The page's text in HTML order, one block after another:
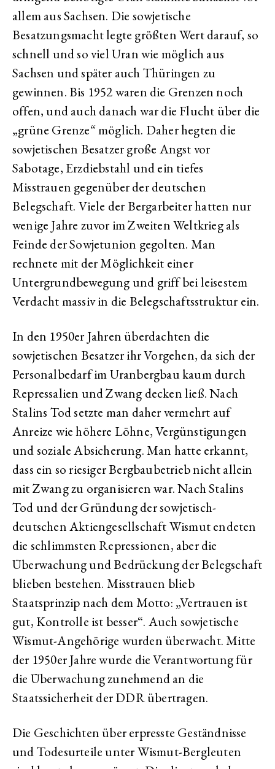
allem aus Sachsen. Die sowjetische
Besatzungsmacht legte größten Wert darauf, so
schnell und so viel Uran wie möglich aus
Sachsen und später auch Thüringen zu
gewinnen. Bis 1952 waren die Grenzen noch
offen, und auch danach war die Flucht über die
„grüne Grenze“ möglich. Daher hegten die
sowjetischen Besatzer große Angst vor
Sabotage, Erzdiebstahl und ein tiefes
Misstrauen gegenüber der deutschen
Belegschaft. Viele der Bergarbeiter hatten nur
wenige Jahre zuvor im Zweiten Weltkrieg als
Feinde der Sowjetunion gegolten. Man
rechnete mit der Möglichkeit einer
Untergrundbewegung und griff bei leisestem
Verdacht massiv in die Belegschaftsstruktur ein.
In den 1950er Jahren überdachten die
sowjetischen Besatzer ihr Vorgehen, da sich der
Personalbedarf im Uranbergbau kaum durch
Repressalien und Zwang decken ließ. Nach
Stalins Tod setzte man daher vermehrt auf
Anreize wie höhere Löhne, Vergünstigungen
und soziale Absicherung. Man hatte erkannt,
dass ein so riesiger Bergbaubetrieb nicht allein
mit Zwang zu organisieren war. Nach Stalins
Tod und der Gründung der sowjetisch-
deutschen Aktiengesellschaft Wismut endeten
die schlimmsten Repressionen, aber die
Überwachung und Bedrückung der Belegschaft
blieben bestehen. Misstrauen blieb
Staatsprinzip nach dem Motto: „Vertrauen ist
gut, Kontrolle ist besser“. Auch sowjetische
Wismut-Angehörige wurden überwacht. Mitte
der 1950er Jahre wurde die Verantwortung für
die Überwachung zunehmend an die
Staatssicherheit der DDR übertragen.
Die Geschichten über erpresste Geständnisse
und Todesurteile unter Wismut-Bergleuten